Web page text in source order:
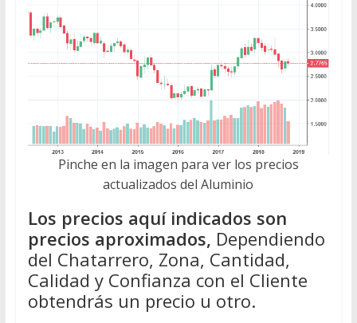
Pinche en la imagen para ver los precios
actualizados del Aluminio
Los precios aquí indicados son
precios aproximados, Dependiendo
del Chatarrero, Zona, Cantidad,
Calidad y Confianza con el Cliente
obtendrás un precio u otro.